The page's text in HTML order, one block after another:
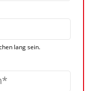
lang sein.